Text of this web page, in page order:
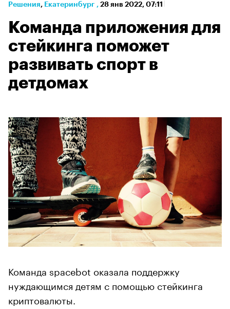
Решения⁠, Екатеринбург , 28 янв 2022, 07:11
Команда приложения для
стейкинга поможет
развивать спорт в
детдомах
Команда spacebot оказала поддержку
нуждающимся детям с помощью стейкинга
криптовалюты.